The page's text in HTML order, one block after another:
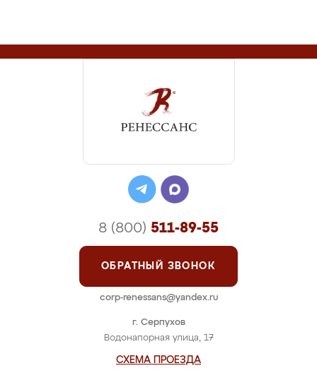
г. Серпухов
Водонапорная улица, 17
СХЕМА ПРОЕЗДА
8 (800) 511-89-55
ОБРАТНЫЙ ЗВОНОК
corp-renessans@yandex.ru